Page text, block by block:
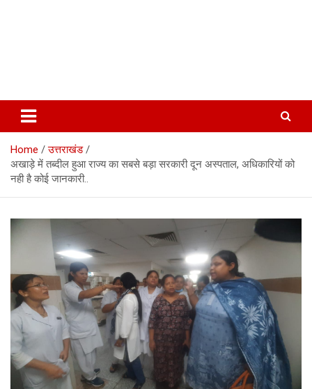
Home
उत्तराखंड
अखाड़े में तब्दील हुआ राज्य का सबसे बड़ा सरकारी दून अस्पताल, अधिकारियों को
नही है कोई जानकारी..